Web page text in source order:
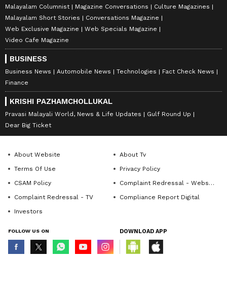
Malayalam Columnist
Magazine Conversations
Culture Magazines
Malayalam Short Stories
Conversations Magazine
Web Exclusive Magazine
Web Specials Magazine
Video Cafe Magazine
BUSINESS
Business News Automobile News Technologies
Fact Check News
Finance
KRISHI PAZHAMCHOLLUKAL
Pravasi Malayali World, News & Life Updates
Gulf Round Up
Dear Big Ticket
About Website
About Tv
Terms Of Use
Privacy Policy
CSAM Policy
Complaint Redressal - Website
Complaint Redressal - TV
Compliance Report Digital
Investors
FOLLOW US ON DOWNLOAD APP